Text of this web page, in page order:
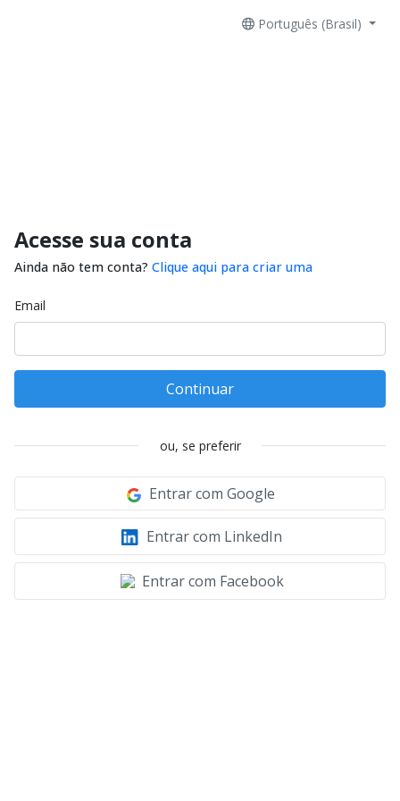
Português (Brasil)
Acesse sua conta
Ainda não tem conta? Clique aqui para criar uma
Email
Continuar
ou, se preferir
Entrar com Google
Entrar com LinkedIn
Entrar com Facebook